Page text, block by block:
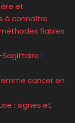
et
à connaître
fiables
:
cancer en
: signes et